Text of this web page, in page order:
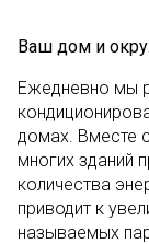
Ваш дом и
Ежедневно мы
домах. Вместе
многих зданий
количества
приводит к
называемых